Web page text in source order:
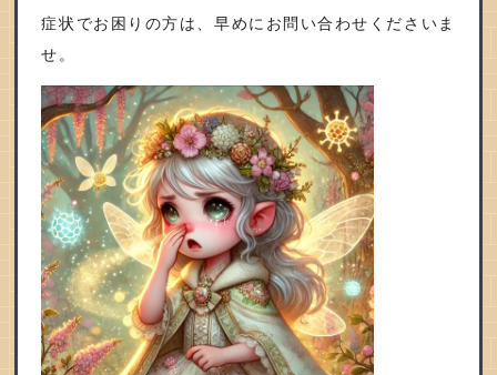
症状でお困りの方は、早めにお問い合わせくださいま
せ。